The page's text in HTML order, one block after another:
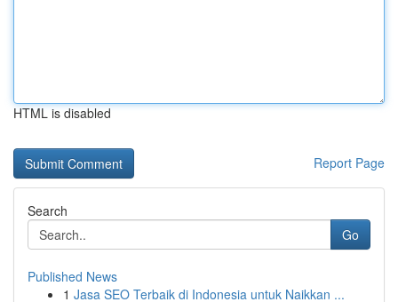
HTML is disabled
Report Page
Search
Go
Published News
1 Jasa SEO Terbaik di Indonesia untuk Naikkan ...